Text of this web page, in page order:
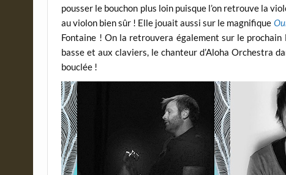
pousser le bouchon plus loin puisque l’on retrouve la
au violon bien sûr ! Elle jouait aussi sur le magnifique
Fontaine ! On la retrouvera également sur le
basse et aux claviers, le chanteur d’Aloha Orchestra
bouclée !